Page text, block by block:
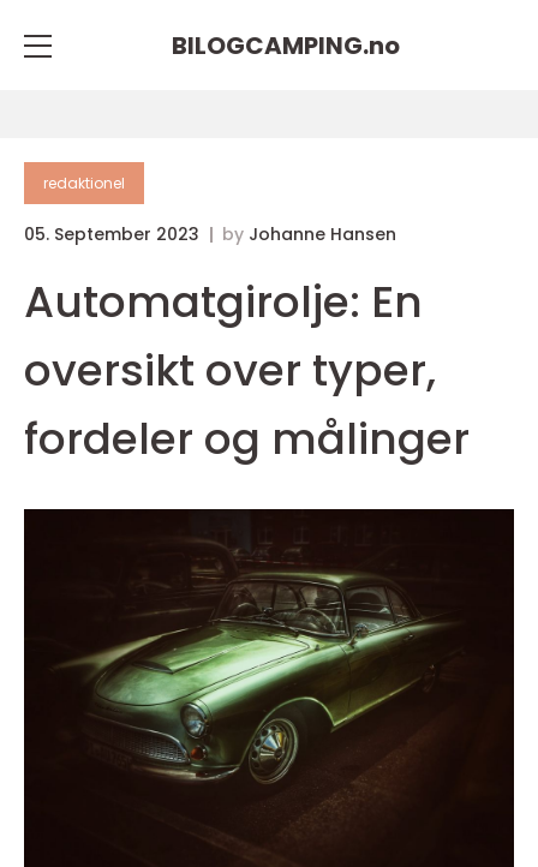
BILOGCAMPING.no
redaktionel
05. September 2023 by Johanne Hansen
Automatgirolje: En
oversikt over typer,
fordeler og målinger